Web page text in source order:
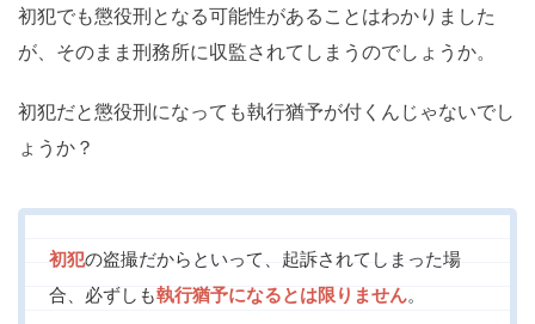
初犯でも懲役刑となる可能性があることはわかりました
が、そのまま刑務所に収監されてしまうのでしょうか。
初犯だと懲役刑になっても執行猶予が付くんじゃないでし
ょうか？
初犯の盗撮だからといって、起訴されてしまった場
合、必ずしも執行猶予になるとは限りません。